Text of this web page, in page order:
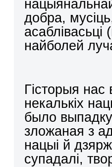
добра,
асаблiвасьцi
найболей
Гiсторыя
некалькiх
было
зложаная з
нацыi й
супадалi,